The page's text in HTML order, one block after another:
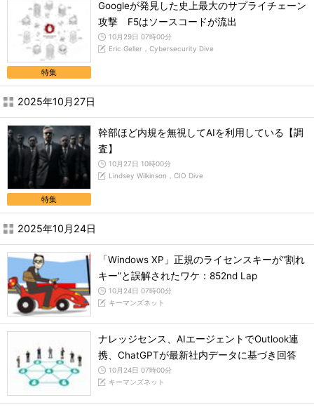
特集
Googleが発見した史上最大のサプライチェーン
攻撃 F5はソースコードが流出
10月29日 07時00分
Eric Geller，Cybersecurity Dive
2025年10月27日
特集
幹部ほど内規を無視してAIを利用している【調
査】
10月27日 10時00分
Lindsey Wilkinson，CIO Dive
2025年10月24日
「Windows XP」正規のライセンスキーが“割れ
キー”と誤解されたワケ：852nd Lap
10月24日 07時00分
キーマンズネット
ナレッジセンス、AIエージェントでOutlook連
携、ChatGPTが最新社内データに基づき回答
10月24日 07時00分
キーマンズネット